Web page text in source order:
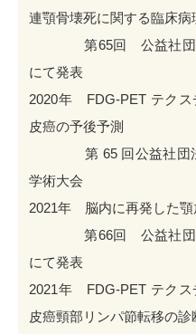
連顎骨壊死に関する臨床
第65回 公益社団法
にて発表
2020年 FDG-PET テクス
⽪癌の予後予測
第 65 回公益社団法
学術⼤会
2021年 脳内に再発した顎
第66回 公益社団法
にて発表
2021年 FDG-PET テクス
⽪癌頸部リンパ節転移の診